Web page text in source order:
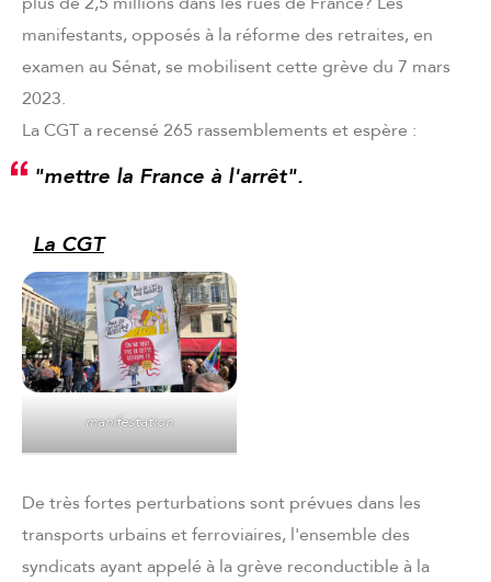
manifestants, opposés à la réforme des retraites, en
examen au Sénat, se mobilisent cette grève du 7 mars
2023.
La CGT a recensé 265 rassemblements et espère :
"mettre la France à l'arrêt".
La CGT
manifestation
De très fortes perturbations sont prévues dans les
transports urbains et ferroviaires, l'ensemble des
syndicats ayant appelé à la grève reconductible à la